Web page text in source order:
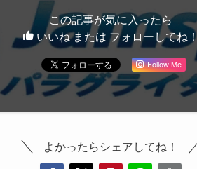
この記事が気に入ったら
いいね または フォローしてね！
Follow Me
よかったらシェアしてね！